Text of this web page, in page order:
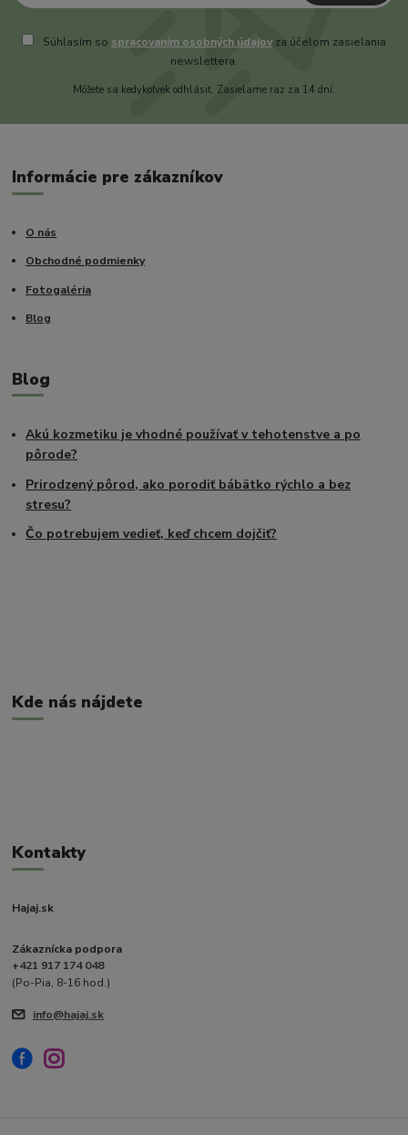
Súhlasím so spracovaním osobných údajovza účelom zasielania
newslettera.
Môžete sa kedykoľvek odhlásiť. Zasielame raz za 14 dní.
Informácie pre zákazníkov
O nás
Obchodné podmienky
Fotogaléria
Blog
Blog
Akú kozmetiku je vhodné používať v tehotenstve a po
pôrode?
Prirodzený pôrod, ako porodiť bábätko rýchlo a bez
stresu?
Čo potrebujem vedieť, keď chcem dojčiť?
Kde nás nájdete
Kontakty
Hajaj.sk
Zákaznícka podpora
+421 917 174 048
(Po-Pia, 8-16 hod.)
info@hajaj.sk